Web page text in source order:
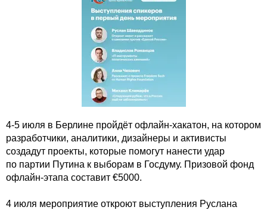
4-5 июля в Берлине пройдёт офлайн-хакатон, на котором
разработчики, аналитики, дизайнеры и активисты
создадут проекты, которые помогут нанести удар
по партии Путина к выборам в Госдуму. Призовой фонд
офлайн-этапа составит €5000.
4 июля мероприятие откроют выступления Руслана